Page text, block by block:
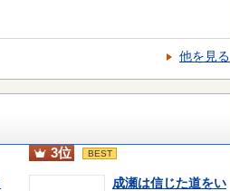
他を見る
3位 BEST
成瀬は信じた道をい